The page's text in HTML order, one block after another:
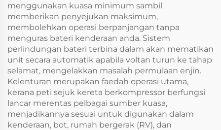
menggunakan kuasa minimum sambil
memberikan penyejukan maksimum,
membolehkan operasi berpanjangan tanpa
menguras bateri kenderaan anda. Sistem
perlindungan bateri terbina dalam akan mematikan
unit secara automatik apabila voltan turun ke tahap
selamat, mengelakkan masalah permulaan enjin.
Kelenturan merupakan faedah operasi utama,
kerana peti sejuk kereta berkompressor berfungsi
lancar merentas pelbagai sumber kuasa,
menjadikannya sesuai untuk digunakan dalam
kenderaan, bot, rumah bergerak (RV), dan